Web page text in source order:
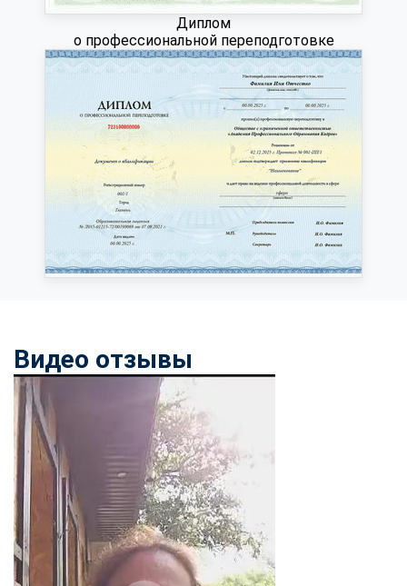
Диплом
о профессиональной переподготовке
Видео отзывы